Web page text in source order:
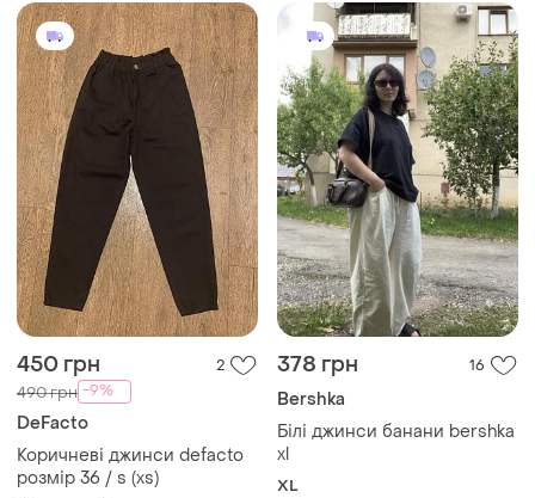
450 грн 2
490 грн -9%
DeFacto
Коричневі джинси defacto
розмір 36 / s (xs)
378 грн 16
Bershka
Білі джинси банани bershka
xl
XL